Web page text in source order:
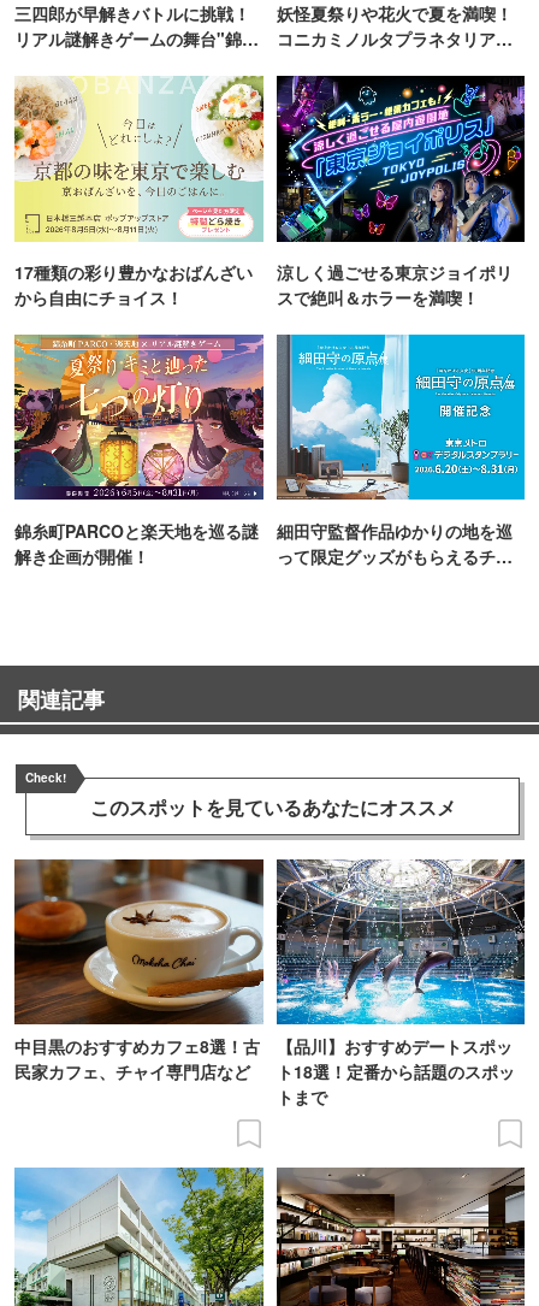
三四郎が早解きバトルに挑戦！
リアル謎解きゲームの舞台"錦糸
妖怪夏祭りや花火で夏を満喫！
コニカミノルタプラネタリア
17種類の彩り豊かなおばんざい
から自由にチョイス！
涼しく過ごせる東京ジョイポリ
スで絶叫＆ホラーを満喫！
錦糸町PARCOと楽天地を巡る謎
解き企画が開催！
細田守監督作品ゆかりの地を巡
って限定グッズがもらえるチャ
関連記事
Check!
このスポットを見ているあなたにオススメ
中目黒のおすすめカフェ8選！古
民家カフェ、チャイ専門店など
【品川】おすすめデートスポッ
ト18選！定番から話題のスポッ
トまで